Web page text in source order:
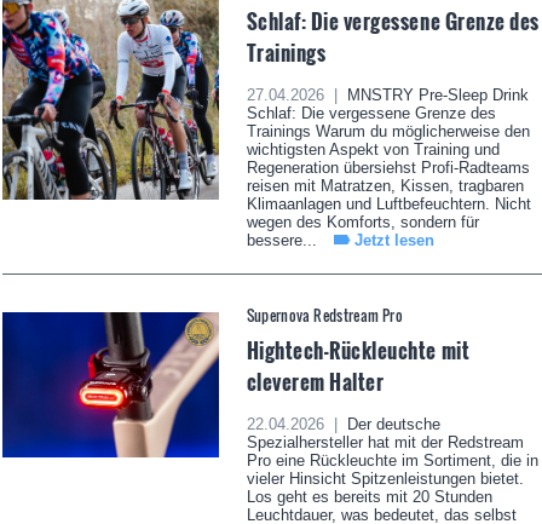
Schlaf: Die vergessene Grenze des
Trainings
27.04.2026 |
MNSTRY Pre-Sleep Drink
Schlaf: Die vergessene Grenze des
Trainings Warum du möglicherweise den
wichtigsten Aspekt von Training und
Regeneration übersiehst Profi-Radteams
reisen mit Matratzen, Kissen, tragbaren
Klimaanlagen und Luftbefeuchtern. Nicht
wegen des Komforts, sondern für
bessere...
Jetzt lesen
Supernova Redstream Pro
Hightech-Rückleuchte mit
cleverem Halter
22.04.2026 |
Der deutsche
Spezialhersteller hat mit der Redstream
Pro eine Rückleuchte im Sortiment, die in
vieler Hinsicht Spitzenleistungen bietet.
Los geht es bereits mit 20 Stunden
Leuchtdauer, was bedeutet, das selbst